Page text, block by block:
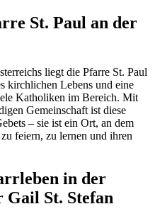
St. Paul an der
liegt die Pfarre St. Paul
kirchlichen Lebens und eine
Katholiken im Bereich. Mit
Gemeinschaft ist diese
– sie ist ein Ort, an dem
feiern, zu lernen und ihren
in der
Gail St. Stefan